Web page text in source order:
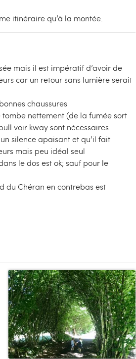
itinéraire qu’à la montée.
mais il est impératif d’avoir de
car un retour sans lumière serait
chaussures
nettement (de la fumée sort
voir kway sont nécessaires
silence apaisant et qu’il fait
mais peu idéal seul
le dos est ok; sauf pour le
du Chéran en contrebas est